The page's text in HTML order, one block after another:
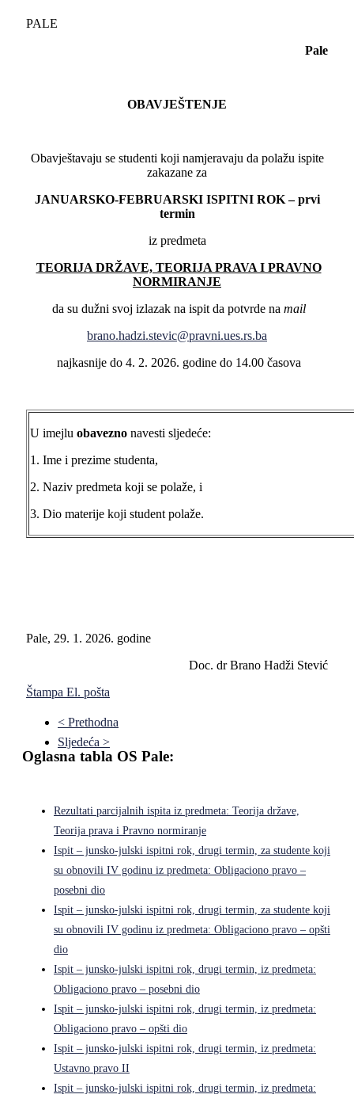
PALE
Pale
OBAVJEŠTENJE
Obavještavaju se studenti koji namjeravaju da polažu ispite
zakazane za
JANUARSKO-FEBRUARSKI ISPITNI ROK – prvi
termin
iz predmeta
TEORIJA DRŽAVE, TEORIJA PRAVA I PRAVNO
NORMIRANJE
da su dužni svoj izlazak na ispit da potvrde na mail
brano.hadzi.stevic@pravni.ues.rs.ba
najkasnije do 4. 2. 2026. godine do 14.00 časova
U imejlu obavezno navesti sljedeće:
1. Ime i prezime studenta,
2. Naziv predmeta koji se polaže, i
3. Dio materije koji student polaže.
Pale, 29. 1. 2026. godine
Doc. dr Brano Hadži Stević
Štampa El. pošta
< Prethodna
Sljedeća >
Oglasna tabla OS Pale:
Rezultati parcijalnih ispita iz predmeta: Teorija države,
Teorija prava i Pravno normiranje
Ispit – junsko-julski ispitni rok, drugi termin, za studente koji
su obnovili IV godinu iz predmeta: Obligaciono pravo –
posebni dio
Ispit – junsko-julski ispitni rok, drugi termin, za studente koji
su obnovili IV godinu iz predmeta: Obligaciono pravo – opšti
dio
Ispit – junsko-julski ispitni rok, drugi termin, iz predmeta:
Obligaciono pravo – posebni dio
Ispit – junsko-julski ispitni rok, drugi termin, iz predmeta:
Obligaciono pravo – opšti dio
Ispit – junsko-julski ispitni rok, drugi termin, iz predmeta:
Ustavno pravo II
Ispit – junsko-julski ispitni rok, drugi termin, iz predmeta: